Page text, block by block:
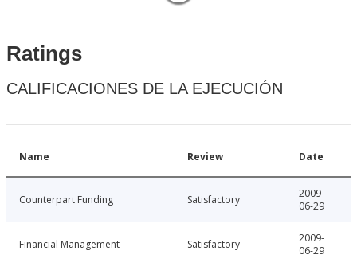
Ratings
CALIFICACIONES DE LA EJECUCIÓN
Name Review Date
Counterpart Funding Satisfactory
2009-
06-29
Financial Management Satisfactory
2009-
06-29